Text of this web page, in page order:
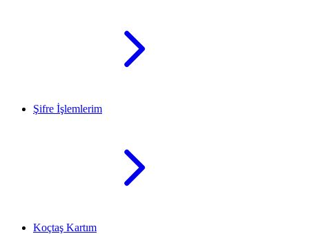
Şifre İşlemlerim
Koçtaş Kartım